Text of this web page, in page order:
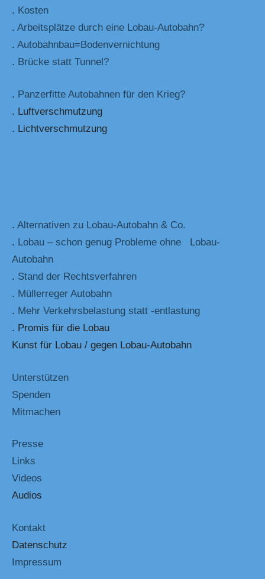
. Kosten
. Arbeitsplätze durch eine Lobau-Autobahn?
. Autobahnbau=Bodenvernichtung
. Brücke statt Tunnel?
. Panzerfitte Autobahnen für den Krieg?
. Luftverschmutzung
. Lichtverschmutzung
. Alternativen zu Lobau-Autobahn & Co.
. Lobau – schon genug Probleme ohne Lobau-
Autobahn
. Stand der Rechtsverfahren
. Müllerreger Autobahn
. Mehr Verkehrsbelastung statt -entlastung
. Promis für die Lobau
Kunst für Lobau / gegen Lobau-Autobahn
Unterstützen
Spenden
Mitmachen
Presse
Links
Videos
Audios
Kontakt
Datenschutz
Impressum